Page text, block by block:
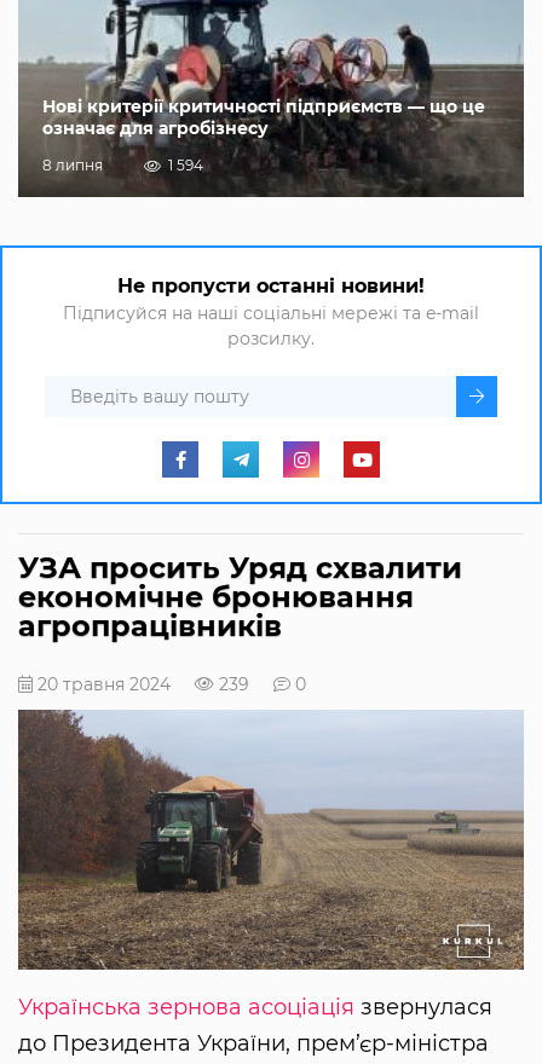
Нові критерії критичності підприємств — що це
означає для агробізнесу
8 липня 1 594
Не пропусти останні новини!
Підписуйся на наші соціальні мережі та e-mail
розсилку.
УЗА просить Уряд схвалити
економічне бронювання
агропрацівників
20 травня 2024 239 0
Українська зернова асоціація звернулася
до Президента України, прем’єр-міністра